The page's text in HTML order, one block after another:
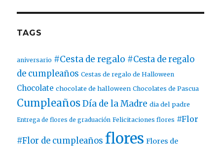
TAGS
aniversario #Cesta de regalo #Cesta de regalo
de cumpleaños Cestas de regalo de Halloween
Chocolate chocolate de halloween Chocolates de Pascua
Cumpleaños Día de la Madre dia del padre
Entrega de flores de graduación Felicitaciones flores #Flor
#Flor de cumpleaños flores Flores de